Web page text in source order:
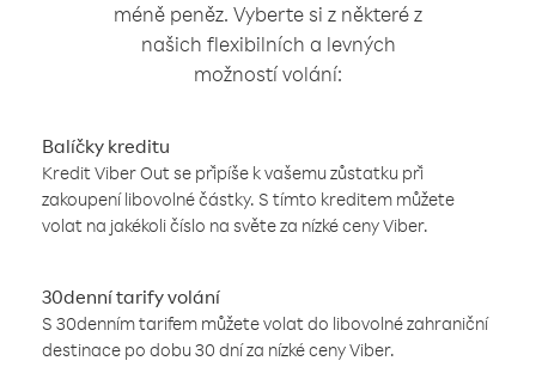
méně peněz. Vyberte si z některé z
našich flexibilních a levných
možností volání:
Balíčky kreditu
Kredit Viber Out se připíše k vašemu zůstatku při
zakoupení libovolné částky. S tímto kreditem můžete
volat na jakékoli číslo na světe za nízké ceny Viber.
30denní tarify volání
S 30denním tarifem můžete volat do libovolné zahraniční
destinace po dobu 30 dní za nízké ceny Viber.